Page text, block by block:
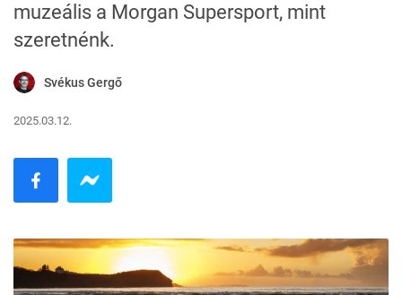
muzeális a Morgan Supersport, mint
szeretnénk.
Svékus Gergő
2025.03.12.